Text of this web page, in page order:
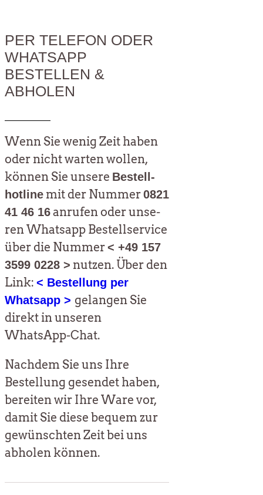
PER TELEFON ODER
WHATSAPP
BESTELLEN &
ABHOLEN
Wenn Sie wenig Zeit haben
oder nicht war­ten wol­len,
kön­nen Sie unse­re Bestell­
hot­line mit der Num­mer0821
41 46 16anru­fen oder unse­
ren Whats­app Bestell­ser­vice
über die Num­mer< +49 157
3599 0228 > nut­zen. Über den
Link: < Bestel­lung per
Whats­app > gelan­gen Sie
direkt in unse­ren
WhatsApp-Chat.
Nach­dem Sie uns Ihre
Bestel­lung gesen­det haben,
berei­ten wir Ihre Ware vor,
damit Sie die­se bequem zur
gewünsch­ten Zeit bei uns
abho­len können.